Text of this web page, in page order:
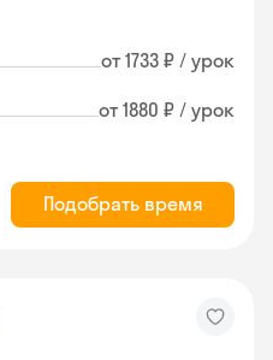
от 1733 ₽ / урок
от 1880 ₽ / урок
Подобрать время